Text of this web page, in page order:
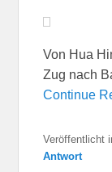
Von Hua
Zug nach
Continue
Veröffentlicht
Antwort